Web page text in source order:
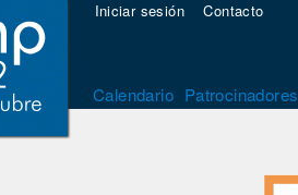
Iniciar sesión Contacto
Calendario Patrocinadores